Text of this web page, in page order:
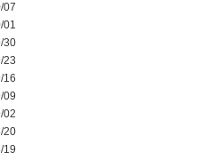
07
01
30
23
16
09
02
20
19